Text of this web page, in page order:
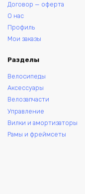
Договор — оферта
О нас
Профиль
Мои заказы
Разделы
Велосипеды
Аксессуары
Велозапчасти
Управление
Вилки и амортизаторы
Рамы и фреймсеты